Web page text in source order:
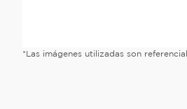
*Las imágenes utilizadas son